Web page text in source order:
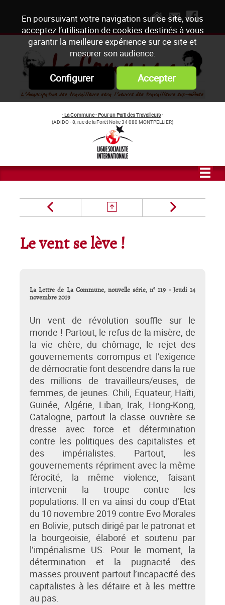
En poursuivant votre navigation sur ce site, vous
acceptez l’utilisation de cookies destinés à vous
garantir la meilleure expérience sur ce site et
mesurer son audience.
Configurer Accepter
- La Commune - Pour un Parti des Travailleurs-
(ADIDO - 8, rue de la Forêt Noire 34 080 MONTPELLIER)
Le vent se lève !
La Lettre de La Commune, nouvelle série, n° 119 - Jeudi 14
novembre 2019
Un vent de révolution souffle sur le
monde ! Partout, le refus de la misère, de
la vie chère, du chômage, le rejet des
gouvernements corrompus et l’exigence
de démocratie font descendre dans la rue
des millions de travailleurs/euses, de
femmes, de jeunes. Chili, Equateur, Haïti,
Guinée, Algérie, Liban, Irak, Hong-Kong,
Catalogne, partout la classe ouvrière se
dresse avec force et détermination
contre les politiques des capitalistes et
des impérialistes. Partout, les
gouvernements répriment avec la même
férocité, la même violence, faisant
intervenir la troupe contre les
populations. Il en va ainsi du coup d’Etat
du 10 novembre 2019 contre Evo Morales
en Bolivie, putsch dirigé par le patronat et
la bourgeoisie, élaboré et soutenu par
l’impérialisme US. Pour le moment, la
détermination et la pugnacité des
masses prouvent partout l’incapacité des
capitalistes à les défaire et à les mettre
au pas.